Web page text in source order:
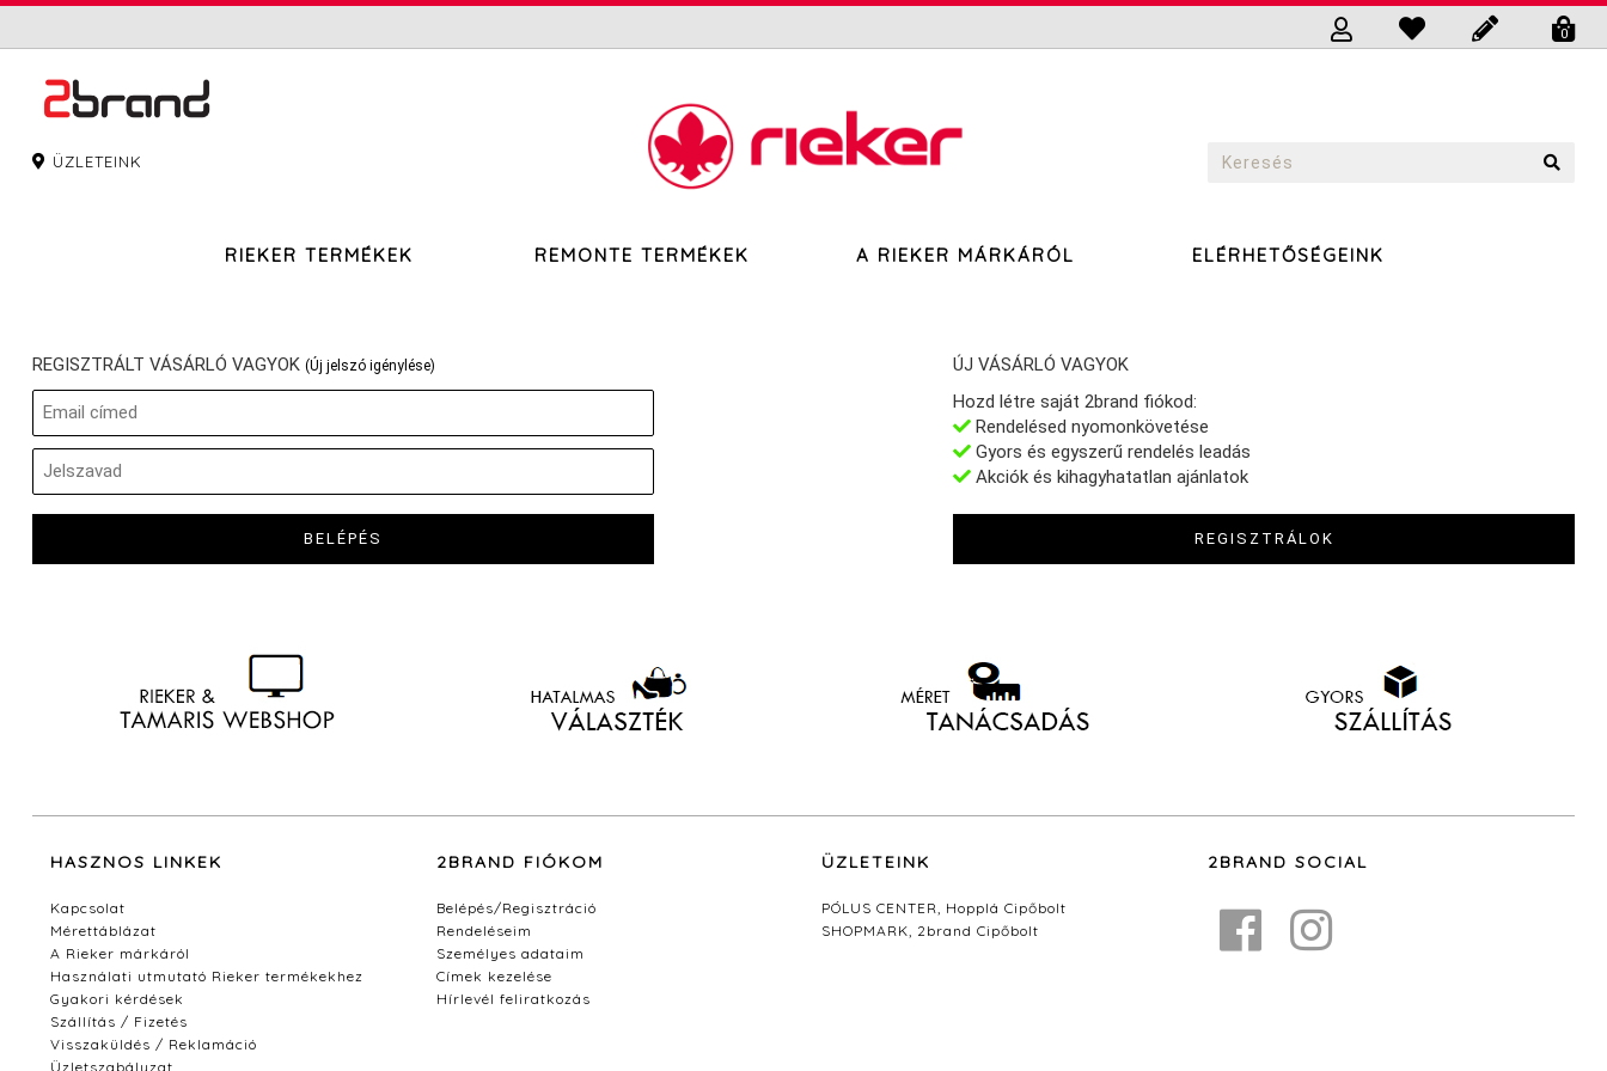
0
ÜZLETEINK
RIEKER TERMÉKEK REMONTE TERMÉKEK A RIEKER MÁRKÁRÓL ELÉRHETŐSÉGEINK
REGISZTRÁLT VÁSÁRLÓ VAGYOK (Új jelszó igénylése)
ÚJ VÁSÁRLÓ VAGYOK
Hozd létre saját 2brand fiókod:
Rendelésed nyomonkövetése
Gyors és egyszerű rendelés leadás
Akciók és kihagyhatatlan ajánlatok
HASZNOS LINKEK
Kapcsolat
Mérettáblázat
A Rieker márkáról
Használati utmutató Rieker termékekhez
Gyakori kérdések
Szállítás / Fizetés
Visszaküldés / Reklamáció
Üzletszabályzat
2BRAND FIÓKOM
Belépés/Regisztráció
Rendeléseim
Személyes adataim
Címek kezelése
Hírlevél feliratkozás
ÜZLETEINK
PÓLUS CENTER, Hopplá Cipőbolt
SHOPMARK, 2brand Cipőbolt
2BRAND SOCIAL
Elfogadom az
nyilatkozatot.
Hozzájárulok ahhoz,
hogy a Monobrand Kft.